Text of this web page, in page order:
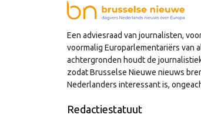
om 1,4 miljard euro. Dat is de
Russische Centrale Bank
de Belgische bank Euroclear
parkeerde. De EU bevroor
geld na de Russische inval in
Oekraïne. Het …
Een adviesraad van journalisten,
voormalig Europarlementariërs van
achtergronden houdt de
zodat Brusselse Nieuwe nieuws
Nederlanders interessant is,
Redactiestatuut